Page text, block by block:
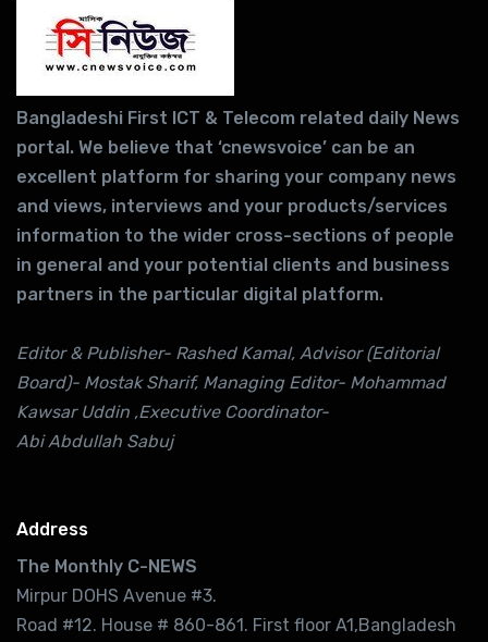
Bangladeshi First ICT & Telecom related daily News
portal. We believe that ‘cnewsvoice’ can be an
excellent platform for sharing your company news
and views, interviews and your products/services
information to the wider cross-sections of people
in general and your potential clients and business
partners in the particular digital platform.
Editor & Publisher- Rashed Kamal, Advisor (Editorial
Board)- Mostak Sharif, Managing Editor- Mohammad
Kawsar Uddin ,Executive Coordinator-
Abi Abdullah Sabuj
Address
The Monthly C-NEWS
Mirpur DOHS Avenue #3.
Road #12. House # 860-861. First floor A1,Bangladesh